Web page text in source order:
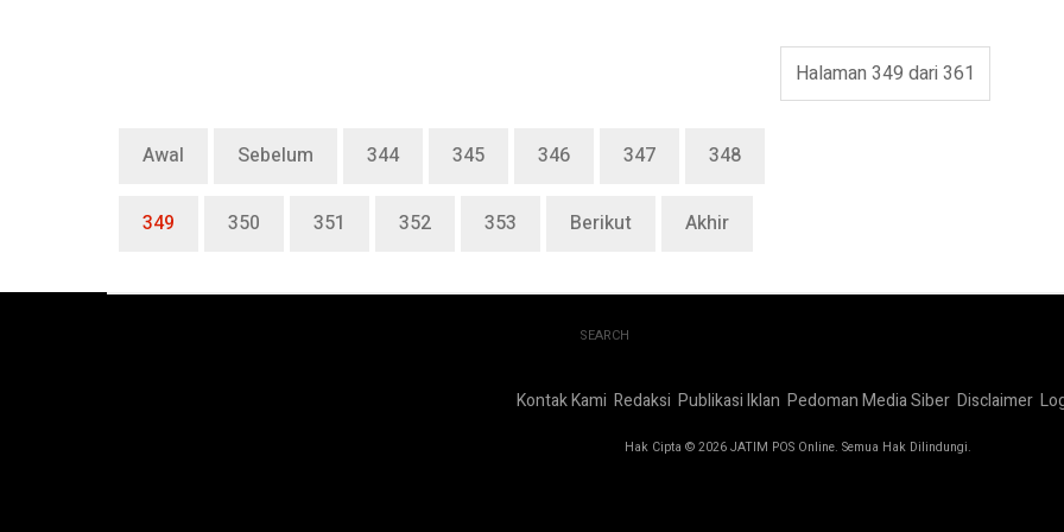
Halaman 349 dari 361
Awal Sebelum 344 345 346 347 348
349 350 351 352 353 Berikut Akhir
SEARCH
Kontak Kami Redaksi Publikasi Iklan Pedoman Media Siber Disclaimer
Hak Cipta © 2026 JATIM POS Online. Semua Hak Dilindungi.